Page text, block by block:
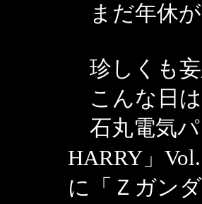
まだ年休が
珍しくも妄
こんな日は
石丸電気パ
HARRY」
に「Ｚガン